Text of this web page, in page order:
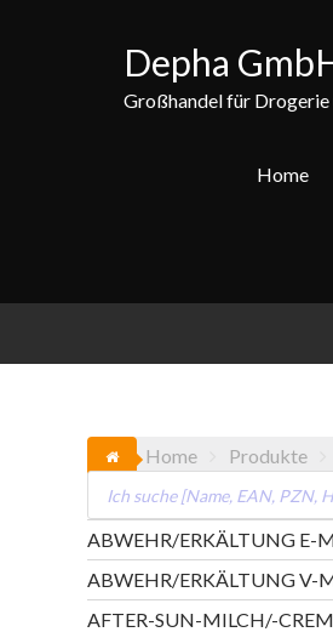
Depha
Großhandel für Drogerie
Home
Home Produkte
Products
search
ABWEHR/ERKÄLTUNG E-
ABWEHR/ERKÄLTUNG V-
AFTER-SUN-MILCH/-